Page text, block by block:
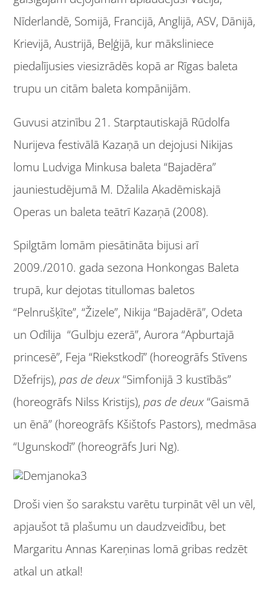
Nīderlandē, Somijā, Francijā, Anglijā, ASV, Dānijā,
Krievijā, Austrijā, Beļģijā, kur māksliniece
piedalījusies viesizrādēs kopā ar Rīgas baleta
trupu un citām baleta kompānijām.
Guvusi atzinību 21. Starptautiskajā Rūdolfa
Nurijeva festivālā Kazaņā un dejojusi Nikijas
lomu Ludviga Minkusa baleta “Bajadēra”
jauniestudējumā M. Džalila Akadēmiskajā
Operas un baleta teātrī Kazaņā (2008).
Spilgtām lomām piesātināta bijusi arī
2009./2010. gada sezona Honkongas Baleta
trupā, kur dejotas titullomas baletos
“Pelnrušķīte”, “Žizele”, Nikija “Bajadērā”, Odeta
un Odīlija “Gulbju ezerā”, Aurora “Apburtajā
princesē”, Feja “Riekstkodī” (horeogrāfs Stīvens
Džefrijs),pas de deux“Simfonijā 3 kustībās”
(horeogrāfs Nilss Kristijs),pas de deux“Gaismā
un ēnā” (horeogrāfs Kšištofs Pastors), medmāsa
“Ugunskodī” (horeogrāfs Juri Ng).
Droši vien šo sarakstu varētu turpināt vēl un vēl,
apjaušot tā plašumu un daudzveidību, bet
Margaritu Annas Kareņinas lomā gribas redzēt
atkal un atkal!